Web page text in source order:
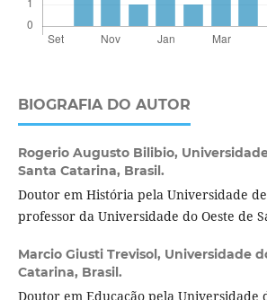
BIOGRAFIA DO AUTOR
Rogerio Augusto Bilibio,
Santa Catarina, Brasil.
Doutor em História pela Universidade de
professor da Universidade do Oeste de
Marcio Giusti Trevisol, Universidade
Catarina, Brasil.
Doutor em Educação pela Universidade